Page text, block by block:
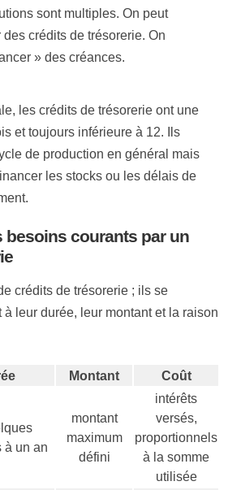
sont multiples. On peut
crédits de trésorerie. On
» des créances.
les crédits de trésorerie ont une
et toujours inférieure à 12. Ils
de production en général mais
les stocks ou les délais de
besoins courants par un
crédits de trésorerie ; ils se
leur durée, leur montant et la raison
Montant Coût
à un an
montant
maximum
défini
intérêts
versés,
proportionnels
à la somme
utilisée